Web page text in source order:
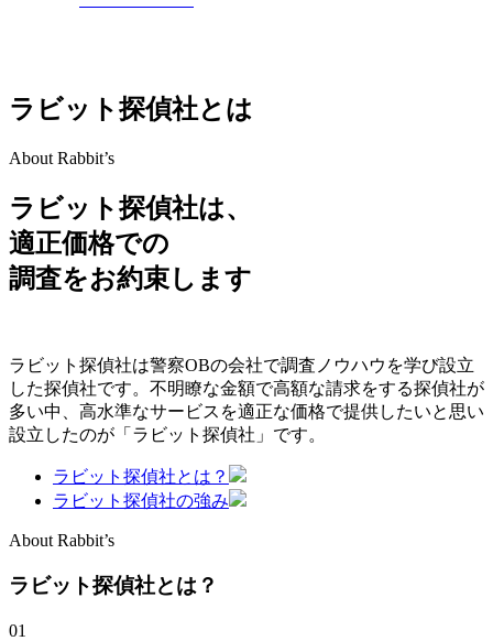
ラビット探偵社とは
About Rabbit’s
ラビット探偵社は、
適正価格での
調査をお約束します
ラビット探偵社は警察OBの会社で調査ノウハウを学び設立
した探偵社です。不明瞭な金額で高額な請求をする探偵社が
多い中、高水準なサービスを適正な価格で提供したいと思い
設立したのが「ラビット探偵社」です。
ラビット探偵社とは？
ラビット探偵社の強み
About Rabbit’s
ラビット探偵社とは？
01